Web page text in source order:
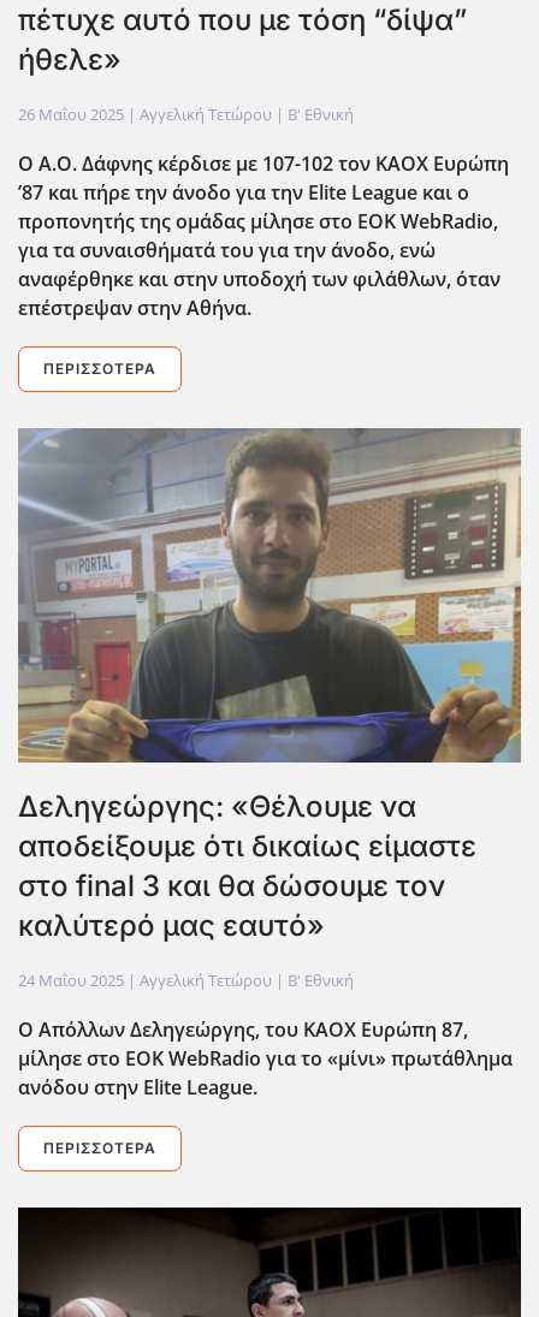
πέτυχε αυτό που με τόση “δίψα”
ήθελε»
26 Μαΐου 2025 | Αγγελική Τετώρου | Β' Εθνική
Ο Α.Ο. Δάφνης κέρδισε με 107-102 τον ΚΑΟΧ Ευρώπη
’87 και πήρε την άνοδο για την Elite League και ο
προπονητής της ομάδας μίλησε στο ΕΟΚ WebRadio,
για τα συναισθήματά του για την άνοδο, ενώ
αναφέρθηκε και στην υποδοχή των φιλάθλων, όταν
επέστρεψαν στην Αθήνα.
ΠΕΡΙΣΣΌΤΕΡΑ
Δεληγεώργης: «Θέλουμε να
αποδείξουμε ότι δικαίως είμαστε
στο final 3 και θα δώσουμε τον
καλύτερό μας εαυτό»
24 Μαΐου 2025 | Αγγελική Τετώρου | Β' Εθνική
Ο Απόλλων Δεληγεώργης, του ΚΑΟΧ Ευρώπη 87,
μίλησε στο ΕΟΚ WebRadio για το «μίνι» πρωτάθλημα
ανόδου στην Elite League.
ΠΕΡΙΣΣΌΤΕΡΑ